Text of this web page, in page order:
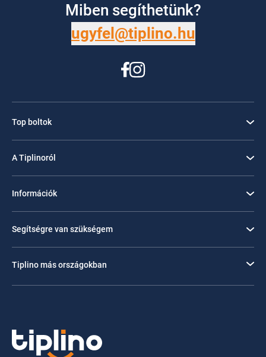
Miben segíthetünk?
ugyfel@tiplino.hu
Top boltok
A Tiplinoról
Információk
Segítségre van szükségem
Tiplino más országokban